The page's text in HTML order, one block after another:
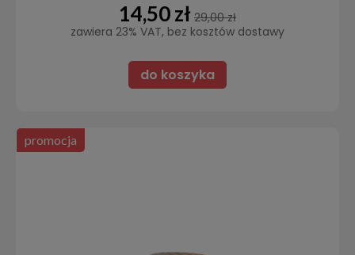
14,50 zł 29,00 zł
zawiera 23% VAT, bez kosztów dostawy
do koszyka
promocja